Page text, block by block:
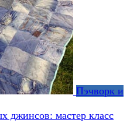
Пэчворк и
джинсов: мастер класс